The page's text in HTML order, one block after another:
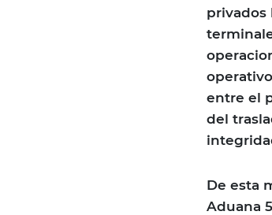
privados
entre el
del
De esta
Aduana